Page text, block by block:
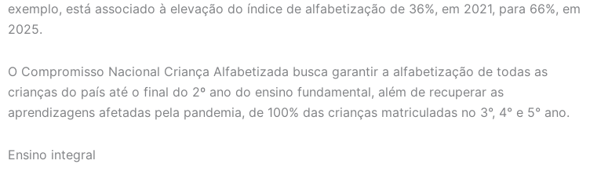
exemplo, está associado à elevação do índice de alfabetização de 36%, em 2021, para 66%, em
2025.
O Compromisso Nacional Criança Alfabetizada busca garantir a alfabetização de todas as
crianças do país até o final do 2º ano do ensino fundamental, além de recuperar as
aprendizagens afetadas pela pandemia, de 100% das crianças matriculadas no 3°, 4° e 5° ano.
Ensino integral